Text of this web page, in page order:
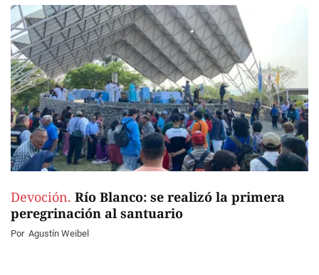
Devoción. Río Blanco: se realizó la primera
peregrinación al santuario
Por Agustín Weibel